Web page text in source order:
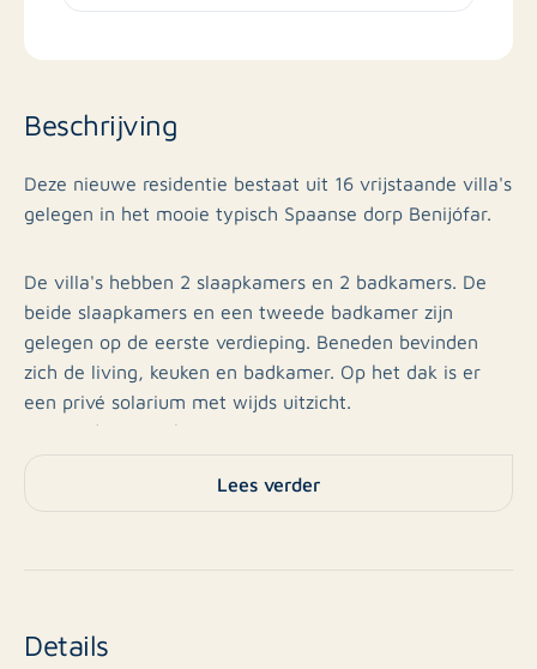
Beschrijving
Deze nieuwe residentie bestaat uit 16 vrijstaande villa's
gelegen in het mooie typisch Spaanse dorp Benijófar.
De villa's hebben 2 slaapkamers en 2 badkamers. De
beide slaapkamers en een tweede badkamer zijn
gelegen op de eerste verdieping. Beneden bevinden
zich de living, keuken en badkamer. Op het dak is er
een privé solarium met wijds uitzicht.
Niet in de prijs inbegrepen, maar wel optioneel kan er
een privé zwembad aangelegde worden.
en op 30 minuten van de stad Murcia.
Lees verder
Details